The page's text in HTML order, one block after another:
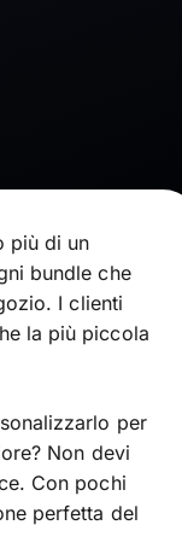
più di un
bundle che
I clienti
la più piccola
per
Non devi
Con pochi
perfetta del